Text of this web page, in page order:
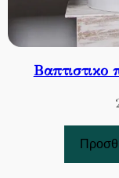
Βαπτιστικο